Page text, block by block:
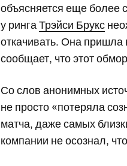
объясняется еще более
у рингаТрэйси Брукс
откачивать. Она пришла
сообщает, что этот
Со слов анонимных
не просто «потеряла
матча, даже самых
компании не осознал,